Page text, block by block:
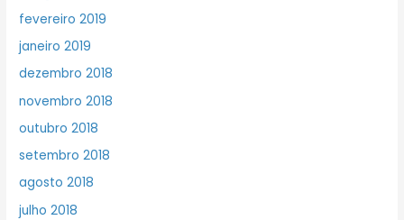
fevereiro 2019
janeiro 2019
dezembro 2018
novembro 2018
outubro 2018
setembro 2018
agosto 2018
julho 2018